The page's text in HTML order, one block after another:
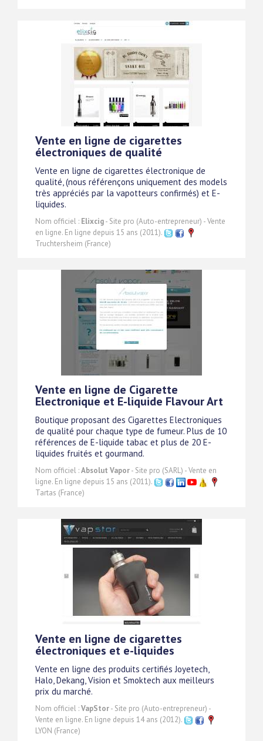
Vente en ligne de cigarettes
électroniques de qualité
Vente en ligne de cigarettes électronique de
qualité, (nous référençons uniquement des models
très appréciés par la vapotteurs confirmés) et E-
liquides.
Nom officiel : Elixcig- Site pro (Auto-entrepreneur) - Vente
en ligne. En ligne depuis 15 ans (2011).
Truchtersheim (France)
Vente en ligne de Cigarette
Electronique et E-liquide Flavour Art
Boutique proposant des Cigarettes Electroniques
de qualité pour chaque type de fumeur. Plus de 10
références de E-liquide tabac et plus de 20 E-
liquides fruités et gourmand.
Nom officiel :Absolut Vapor- Site pro (SARL) - Vente en
ligne. En ligne depuis 15 ans (2011).
Tartas (France)
Vente en ligne de cigarettes
électroniques et e-liquides
Vente en ligne des produits certifiés Joyetech,
Halo, Dekang, Vision et Smoktech aux meilleurs
prix du marché.
Nom officiel :VapStor- Site pro (Auto-entrepreneur) -
Vente en ligne. En ligne depuis 14 ans (2012).
LYON (France)